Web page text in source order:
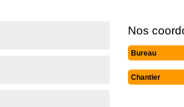
Nos
Bureau
Chantier